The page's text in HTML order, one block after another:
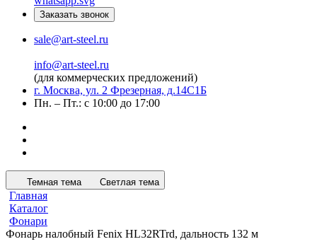
Заказать звонок
sale@art-steel.ru
info@art-steel.ru
(для коммерческих предложений)
г. Москва, ул. 2 Фрезерная, д.14С1Б
Пн. – Пт.: с 10:00 до 17:00
Темная тема Светлая тема
Главная
Каталог
Фонари
Фонарь налобный Fenix HL32RTrd, дальность 132 м